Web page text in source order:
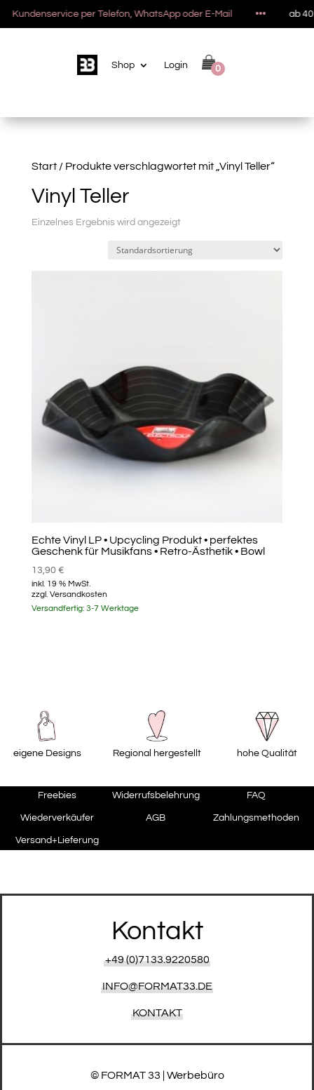
Kundenservice per Telefon, WhatsApp oder E-Mail ••• ab
Shop Login 0
Start/ Produkte verschlagwortet mit „Vinyl Teller“
Vinyl Teller
Einzelnes Ergebnis wird angezeigt
Echte Vinyl LP • Upcycling Produkt • perfektes
Geschenk für Musikfans • Retro-Ästhetik • Bowl
13,90 €
inkl. 19 % MwSt.
zzgl. Versandkosten
Versandfertig: 3-7 Werktage
eigene Designs Regional hergestellt hohe Qualität
Freebies Widerrufsbelehrung FAQ
Wiederverkäufer AGB Zahlungsmethoden
Versand+Lieferung
Kontakt
+49 (0)7133.9220580
INFO@FORMAT33.DE
KONTAKT
© FORMAT 33 | Werbebüro